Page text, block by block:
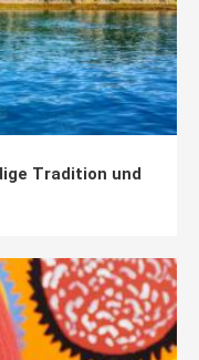
Tradition und